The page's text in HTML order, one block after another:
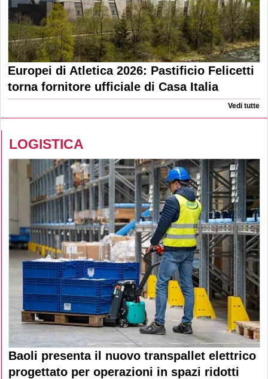
Europei di Atletica 2026: Pastificio Felicetti
torna fornitore ufficiale di Casa Italia
Vedi tutte
LOGISTICA
Baoli presenta il nuovo transpallet elettrico
progettato per operazioni in spazi ridotti